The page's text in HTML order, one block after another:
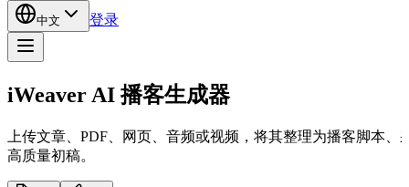
中文 登录
iWeaver AI 播客生成器
上传文章、PDF、网页、音频或视频，将其整理为播客脚本
高质量初稿。